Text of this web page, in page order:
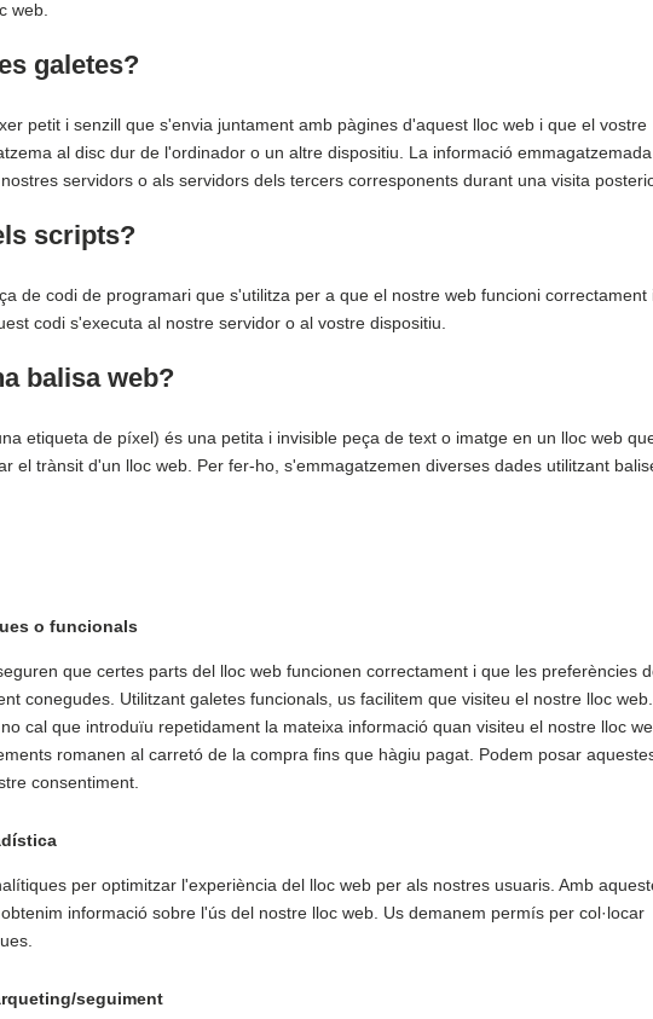
web.
galetes?
petit i senzill que s'envia juntament amb pàgines d'aquest lloc web i que el vostre
al disc dur de l'ordinador o un altre dispositiu. La informació
servidors o als servidors dels tercers corresponents durant una visita
scripts?
de codi de programari que s'utilitza per a que el nostre web funcioni correctament
codi s'executa al nostre servidor o al vostre dispositiu.
balisa web?
etiqueta de píxel) és una petita i invisible peça de text o imatge en un lloc web
el trànsit d'un lloc web. Per fer-ho, s'emmagatzemen diverses dades utilitzant
o funcionals
que certes parts del lloc web funcionen correctament i que les preferències
conegudes. Utilitzant galetes funcionals, us facilitem que visiteu el nostre lloc web.
cal que introduïu repetidament la mateixa informació quan visiteu el nostre lloc
romanen al carretó de la compra fins que hàgiu pagat. Podem posar
consentiment.
per optimitzar l'experiència del lloc web per als nostres usuaris. Amb
informació sobre l'ús del nostre lloc web. Us demanem permís per col·locar
seguiment